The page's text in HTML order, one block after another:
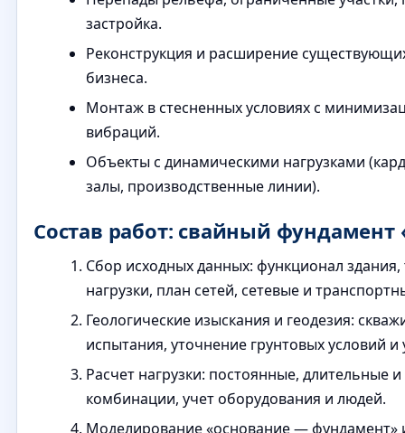
застройка.
Реконструкция и расширение
бизнеса.
Монтаж в стесненных условиях с
вибраций.
Объекты с динамическими нагрузками
залы, производственные линии).
Состав работ: свайный
Сбор исходных данных: функционал здания,
нагрузки, план сетей, сетевые и
Геологические изыскания и геодезия:
испытания, уточнение грунтовых условий
Расчет нагрузки: постоянные, длительные
комбинации, учет оборудования и людей.
Моделирование «основание — фундамент»